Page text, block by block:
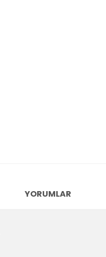
YORUMLAR